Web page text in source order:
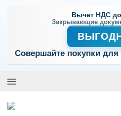
Вычет НДС
Закрывающие
Совершайте покупки